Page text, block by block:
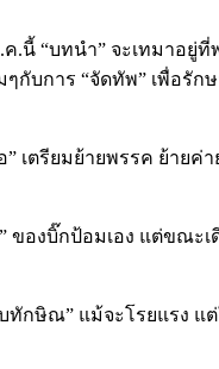
.นี้ “บทนำ” จะเทมาอยู่
กับการ “จัดทัพ” เพื่อรัก
เตรียมย้ายพรรค ย้ายค่
องบิ๊กป้อมเอง แต่ขณะเ
กษิณ” แม้จะโรยแรง แ